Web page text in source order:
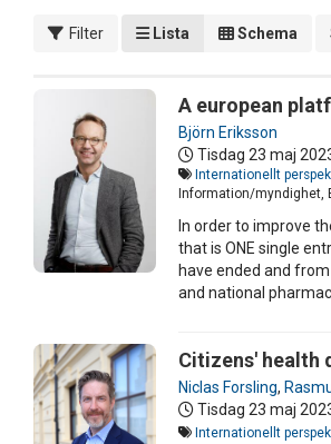
Filter Lista Schema
A european
Björn Eriksson
Tisdag 23 maj
Internationellt
Information/myndighet,
In order to improve
that is ONE single
have ended and
and national
Citizens' health
Niclas Forsling,
Tisdag 23 maj
Internationellt